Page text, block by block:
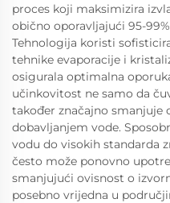
proces koji maksimizira
obično oporavljajući 95-
Tehnologija koristi
tehnike evaporacije i
osigurala optimalna
učinkovitost ne samo da
također značajno smanjuje
dobavljanjem vode.
vodu do visokih standarda
često može ponovno
smanjujući ovisnost o
posebno vrijedna u